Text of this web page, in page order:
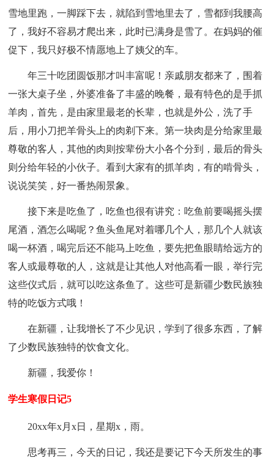
雪地里跑，一脚踩下去，就陷到雪地里去了，雪都到我腰高
了，我好不容易才爬出来，此时已满身是雪了。在妈妈的催
促下，我只好极不情愿地上了姨父的车。
年三十吃团圆饭那才叫丰富呢！亲戚朋友都来了，围着
一张大桌子坐，外婆准备了丰盛的晚餐，最有特色的是手抓
羊肉，首先，是由家里最老的长辈，也就是外公，洗了手
后，用小刀把羊骨头上的肉剃下来。第一块肉是分给家里最
尊敬的客人，其他的肉则按辈份大小各个分到，最后的骨头
则分给年轻的小伙子。看到大家有的抓羊肉，有的啃骨头，
说说笑笑，好一番热闹景象。
接下来是吃鱼了，吃鱼也很有讲究：吃鱼前要喝摇头摆
尾酒，酒怎么喝呢？鱼头鱼尾对着哪几个人，那几个人就该
喝一杯酒，喝完后还不能马上吃鱼，要先把鱼眼睛给远方的
客人或最尊敬的人，这就是让其他人对他高看一眼，举行完
这些仪式后，就可以吃这条鱼了。这些可是新疆少数民族独
特的吃饭方式哦！
在新疆，让我增长了不少见识，学到了很多东西，了解
了少数民族独特的饮食文化。
新疆，我爱你！
学生寒假日记5
20xx年x月x日，星期x，雨。
思考再三，今天的日记，我还是要记下今天所发生的事